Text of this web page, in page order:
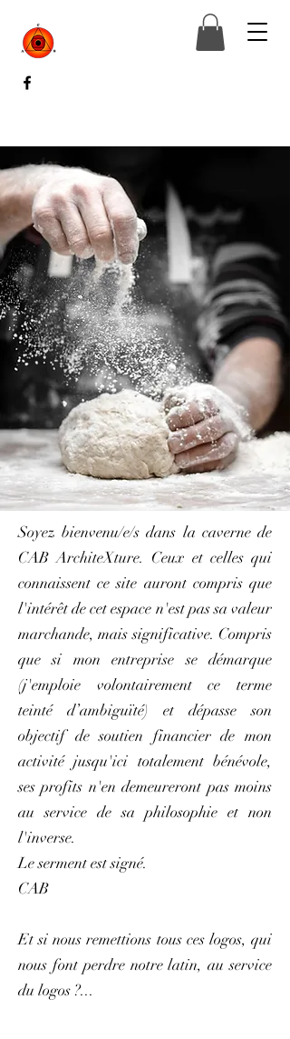
Soyez bienvenu/e/s dans la caverne de
CAB ArchiteXture. Ceux et celles qui
connaissent ce site auront compris que
l'intérêt de cet espace n'est pas sa valeur
marchande, mais significative. Compris
que si mon entreprise se démarque
(j'emploie volontairement ce terme
teinté d’ambiguïté) et dépasse son
objectif de soutien financier de mon
activité jusqu'ici totalement bénévole,
ses profits n'en demeureront pas moins
au service de sa philosophie et non
l'inverse.
Le serment est signé.
CAB
Et si nous remettions tous ces logos, qui
nous font perdre notre latin, au service
du logos ?...